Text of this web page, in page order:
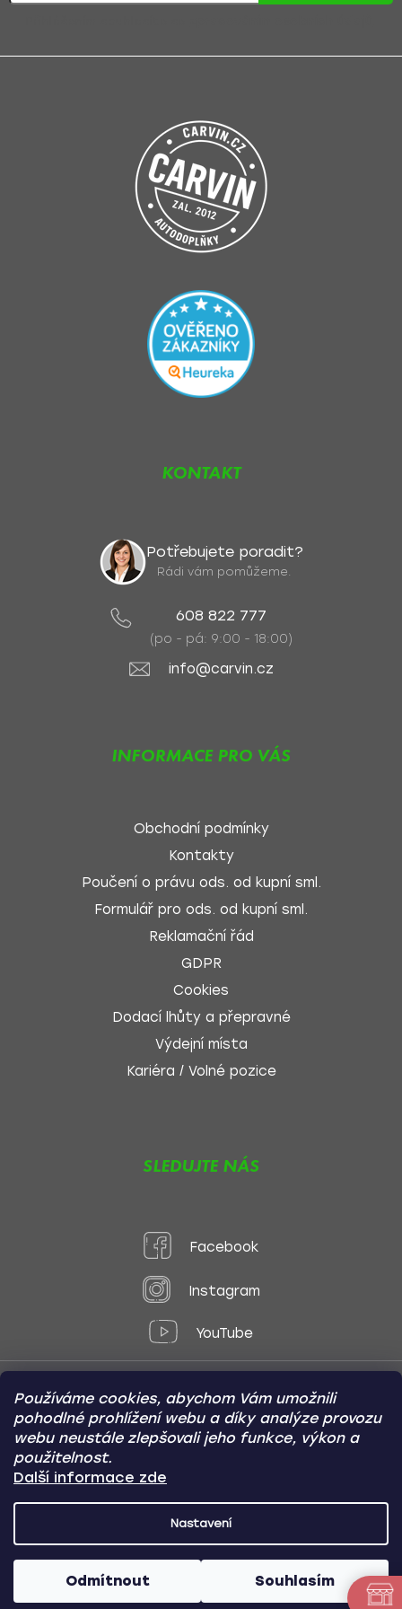
Používáme cookies, abychom Vám umožnili
pohodlné prohlížení webu a díky analýze provozu
webu neustále zlepšovali jeho funkce, výkon a
použitelnost.
Další informace zde
Nastavení
Odmítnout Souhlasím
KONTAKT
Potřebujete poradit?
Rádi vám pomůžeme.
608 822 777
(po - pá: 9:00 - 18:00)
info@carvin.cz
INFORMACE PRO VÁS
Obchodní podmínky
Kontakty
Poučení o právu ods. od kupní sml.
Formulář pro ods. od kupní sml.
Reklamační řád
GDPR
Cookies
Dodací lhůty a přepravné
Výdejní místa
Kariéra / Volné pozice
SLEDUJTE NÁS
Facebook
Instagram
YouTube
Způsoby platby:
Online
Převod
Dobírka
Copyright (c) 2012 -2026 CARVIN AUTODOPLŇKY- Všechna
Nakódoval Pavel Kuneš